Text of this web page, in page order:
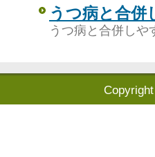
うつ病と合併
うつ病と合併しや